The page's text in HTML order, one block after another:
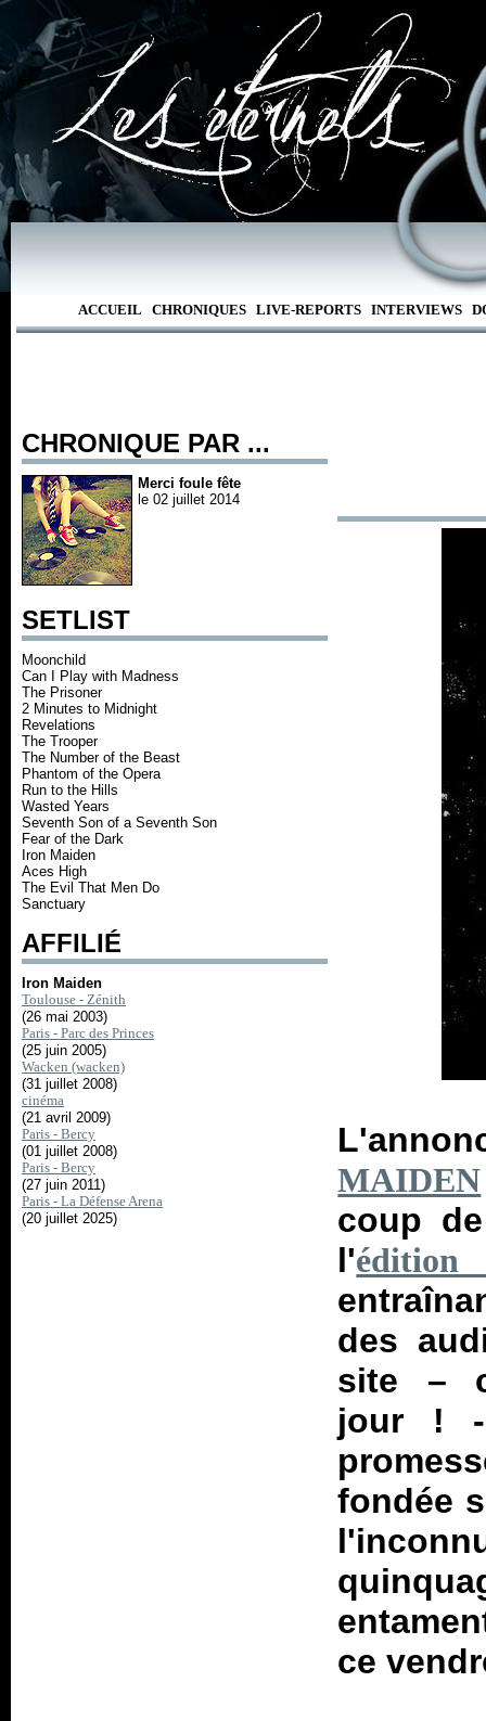
ACCUEIL CHRONIQUES LIVE-REPORTS INTERVIEWS
CHRONIQUE PAR ...
Merci foule fête
le 02 juillet 2014
SETLIST
Moonchild
Can I Play with Madness
The Prisoner
2 Minutes to Midnight
Revelations
The Trooper
The Number of the Beast
Phantom of the Opera
Run to the Hills
Wasted Years
Seventh Son of a Seventh Son
Fear of the Dark
Iron Maiden
Aces High
The Evil That Men Do
Sanctuary
AFFILIÉ
Iron Maiden
Toulouse - Zénith
(26 mai 2003)
Paris - Parc des Princes
(25 juin 2005)
Wacken (wacken)
(31 juillet 2008)
cinéma
(21 avril 2009)
Paris - Bercy
(01 juillet 2008)
Paris - Bercy
(27 juin 2011)
Paris - La Défense Arena
(20 juillet 2025)
MAIDEN
coup
l'
des
site –
jour ! -
fondée
ce